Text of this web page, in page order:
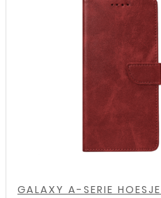
voor
A26
-
GALAXY A-SERIE